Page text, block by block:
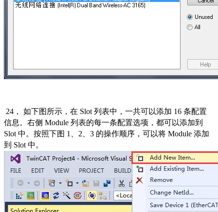
24， 如下图所示，在 Slot 列表中，一共可以添加 16 条配置
信息。右侧 Module 列表的每一条配置选项，都可以添加到
Slot 中。按照下图 1 2 3 的操作顺序，可以将 Module 添加
到 Slot 中。